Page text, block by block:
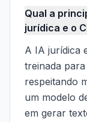
Qual a
jurídica e o
A IA jurídica
treinada
respeitando
um modelo
em gerar